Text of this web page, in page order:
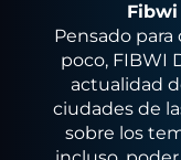
Fibwi
Pensado
poco, FIBWI
actualidad
ciudades de
sobre los